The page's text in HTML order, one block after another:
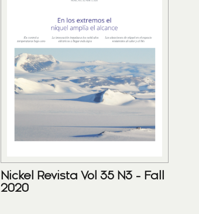
Nickel Revista Vol 35 N3 - Fall
2020